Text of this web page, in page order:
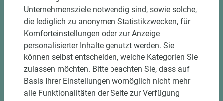
3 weitere Varianten
Art.-Nr. 07700000120
PAVATEX Schrauben PAVACASA
BEFESTIGUNGSSCHRAUBE 100
Stück/ Paket
Unternehmensziele notwendig sind, sowie solche,
die lediglich zu anonymen Statistikzwecken, für
Komforteinstellungen oder zur Anzeige
personalisierter Inhalte genutzt werden. Sie
können selbst entscheiden, welche Kategorien Sie
zulassen möchten. Bitte beachten Sie, dass auf
Basis Ihrer Einstellungen womöglich nicht mehr
alle Funktionalitäten der Seite zur Verfügung